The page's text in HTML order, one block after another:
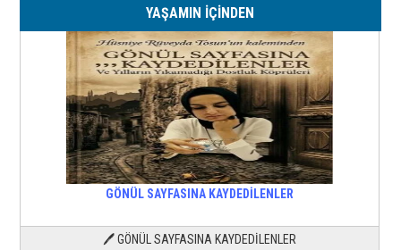
YAŞAMIN İÇİNDEN
GÖNÜL SAYFASINA KAYDEDİLENLER
🖊 GÖNÜL SAYFASINA KAYDEDİLENLER